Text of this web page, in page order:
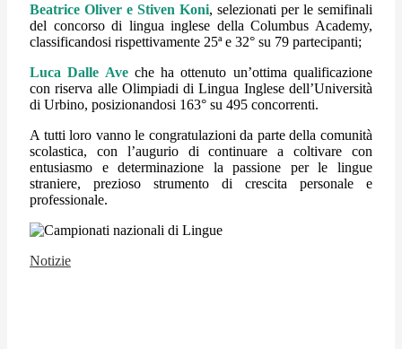
Beatrice Oliver e Stiven Koni, selezionati per le semifinali
del concorso di lingua inglese della Columbus Academy,
classificandosi rispettivamente 25ª e 32° su 79 partecipanti;
Luca Dalle Aveche ha ottenuto un’ottima qualificazione
con riserva alle Olimpiadi di Lingua Inglese dell’Università
di Urbino, posizionandosi 163° su 495 concorrenti.
A tutti loro vanno le congratulazioni da parte della comunità
scolastica, con l’augurio di continuare a coltivare con
entusiasmo e determinazione la passione per le lingue
straniere, prezioso strumento di crescita personale e
professionale.
Notizie